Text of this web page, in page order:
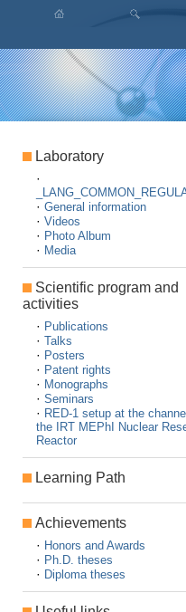
Laboratory
·
· General information
· Videos
· Photo Album
· Media
Scientific program and
activities
· Publications
· Talks
· Posters
· Patent rights
· Monographs
· Seminars
· RED-1 setup at the
the IRT MEPhI Nuclear
Reactor
Learning Path
Achievements
· Honors and Awards
· Ph.D. theses
· Diploma theses